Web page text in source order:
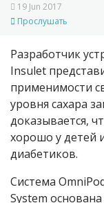
19 Jun 2017
Прослушать
Разработчик
Insulet
применимости
уровня сахара
доказывается,
хорошо у детей
диабетиков.
Система
System